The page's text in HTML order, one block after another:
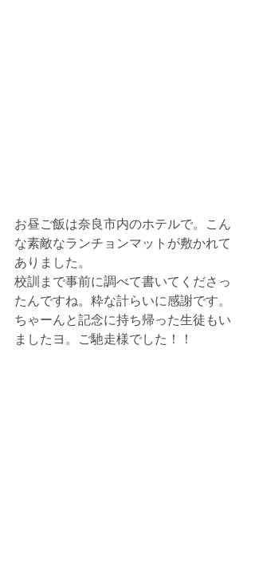
お昼ご飯は奈良市内のホテルで。こん
な素敵なランチョンマットが敷かれて
ありました。
校訓まで事前に調べて書いてくださっ
たんですね。粋な計らいに感謝です。
ちゃーんと記念に持ち帰った生徒もい
ましたヨ。ご馳走様でした！！